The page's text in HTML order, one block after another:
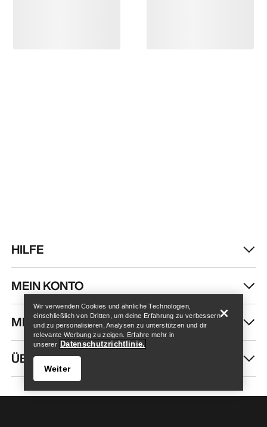
Store finden Help
HILFE
MEIN KONTO
MEHR SHOPPEN
ÜBER UNS
Wir verwenden Cookies und ähnliche Technologien,
einschließlich von Dritten, um deine Erfahrung zu verbessern
und zu personalisieren, Analysen zu unterstützen und dir
relevante Werbung zu zeigen. Erfahre mehr in
unserer Datenschutzrichtlinie.
Weiter